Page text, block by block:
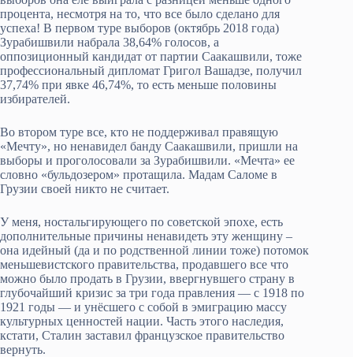
процента, несмотря на то, что все было сделано для
успеха! В первом туре выборов (октябрь 2018 года)
Зурабишвили набрала 38,64% голосов, а
оппозиционный кандидат от партии Саакашвили, тоже
профессиональный дипломат Григол Вашадзе, получил
37,74% при явке 46,74%, то есть меньше половины
избирателей.
Во втором туре все, кто не поддерживал правящую
«Мечту», но ненавидел банду Саакашвили, пришли на
выборы и проголосовали за Зурабишвили. «Мечта» ее
словно «бульдозером» протащила. Мадам Саломе в
Грузии своей никто не считает.
У меня, ностальгирующего по советской эпохе, есть
дополнительные причины ненавидеть эту женщину –
она идейный (да и по родственной линии тоже) потомок
меньшевистского правительства, продавшего все что
можно было продать в Грузии, ввергнувшего страну в
глубочайший кризис за три года правления — с 1918 по
1921 годы — и унёсшего с собой в эмиграцию массу
культурных ценностей нации. Часть этого наследия,
кстати, Сталин заставил французское правительство
вернуть.